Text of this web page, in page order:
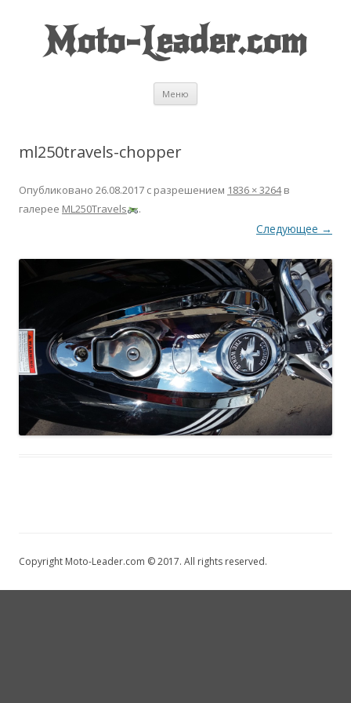
Moto-Leader.com
Меню
ml250travels-chopper
Опубликовано 26.08.2017 с разрешением 1836 × 3264в
галерее ML250Travels .
Следующее →
Copyright Moto-Leader.com © 2017. All rights reserved.